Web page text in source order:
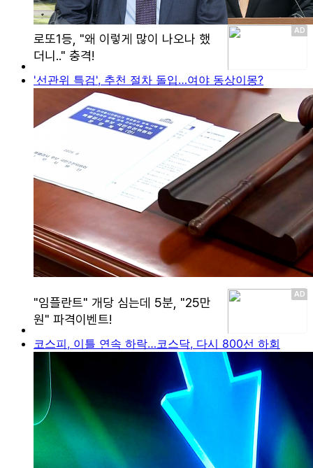
'선관위 특검', 추천 절차 돌입…여야 동상이몽?
코스피, 이틀 연속 하락…코스닥, 다시 800선 하회